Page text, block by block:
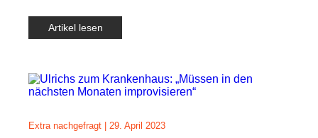
Artikel lesen
Extra nachgefragt 29. April 2023